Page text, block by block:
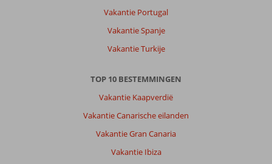
Vakantie Portugal
Vakantie Spanje
Vakantie Turkije
TOP 10 BESTEMMINGEN
Vakantie Kaapverdië
Vakantie Canarische eilanden
Vakantie Gran Canaria
Vakantie Ibiza